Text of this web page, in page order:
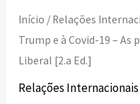
Início / Relações
Trump e à Covid-19 – As
Liberal [2.a Ed.]
Relações Internacionais
Ed.]